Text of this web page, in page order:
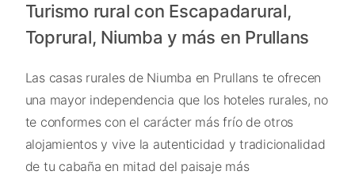
Turismo rural con Escapadarural,
Toprural, Niumba y más en Prullans
Las casas rurales de Niumba en Prullans te ofrecen
una mayor independencia que los hoteles rurales, no
te conformes con el carácter más frío de otros
alojamientos y vive la autenticidad y tradicionalidad
de tu cabaña en mitad del paisaje más